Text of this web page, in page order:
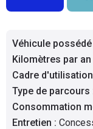
Utilitaires
Flottes
Auto
Services
Forum
Véhicule
Kilomètres par an
Cadre d'utilisation
Type de parcours
Consommation
Entretien :